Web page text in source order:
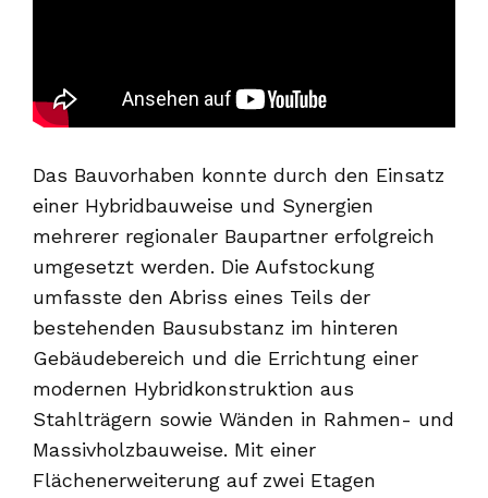
Das Bauvorhaben konnte durch den Einsatz
einer Hybridbauweise und Synergien
mehrerer regionaler Baupartner erfolgreich
umgesetzt werden. Die Aufstockung
umfasste den Abriss eines Teils der
bestehenden Bausubstanz im hinteren
Gebäudebereich und die Errichtung einer
modernen Hybridkonstruktion aus
Stahlträgern sowie Wänden in Rahmen- und
Massivholzbauweise. Mit einer
Flächenerweiterung auf zwei Etagen